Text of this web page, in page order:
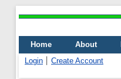
Home About
Login
Create Account